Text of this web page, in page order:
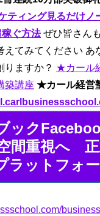
ティング見るだけノ
ぐ方法ぜひ皆さん
てみてください あ
りますか？ ★カール
築講座 ★カール経営
ック
間重視へ
ラットフォ